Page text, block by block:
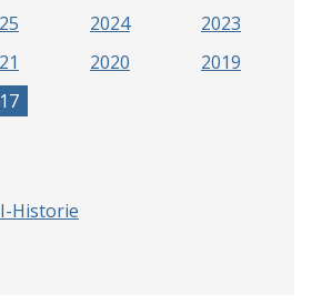
2024
2023
2020
2019
Historie